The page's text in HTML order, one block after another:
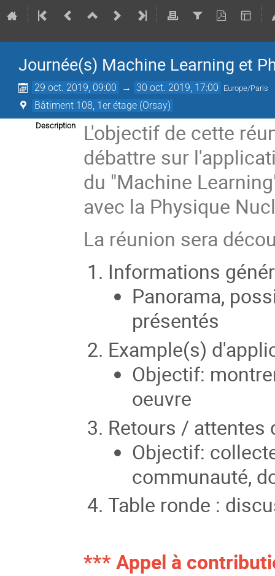
Journée(s) Machine Learning et
29 oct. 2019, 09:00 → 30 oct. 2019, 17:00 Europe/Paris
Bâtiment 108, 1er étage (Orsay)
Description
L'objectif de cette
débattre sur
du "Machine
avec la Physique
La réunion sera
Informations
Panorama,
présentés
Example(s)
Objectif:
oeuvre
Retours /
Objectif:
communauté,
Table ronde :
*** Appel à